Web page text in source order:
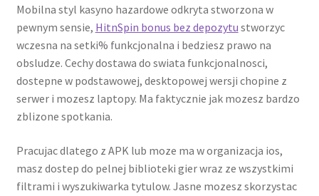
Mobilna styl kasyno hazardowe odkryta stworzona w
pewnym sensie, HitnSpin bonus bez depozytu stworzyc
wczesna na setki% funkcjonalna i bedziesz prawo na
obsludze. Cechy dostawa do swiata funkcjonalnosci,
dostepne w podstawowej, desktopowej wersji chopine z
serwer i mozesz laptopy. Ma faktycznie jak mozesz bardzo
zblizone spotkania.
Pracujac dlatego z APK lub moze ma w organizacja ios,
masz dostep do pelnej biblioteki gier wraz ze wszystkimi
filtrami i wyszukiwarka tytulow. Jasne mozesz skorzystac